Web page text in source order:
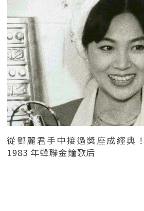
從鄧麗君手中接過獎座成經典
1983 年蟬聯金鐘歌后